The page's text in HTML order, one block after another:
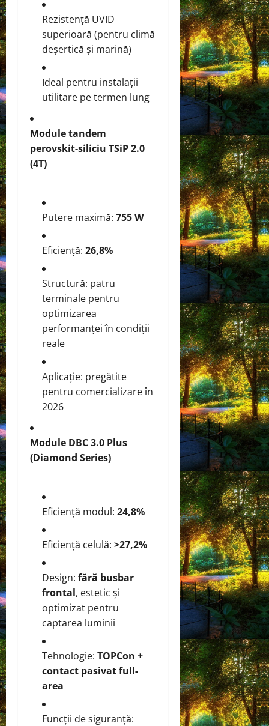
Rezistență UVID
superioară (pentru climă
deșertică și marină)
Ideal pentru instalații
utilitare pe termen lung
Module tandem
perovskit-siliciu TSiP 2.0
(4T)
Putere maximă: 755 W
Eficiență: 26,8%
Structură: patru
terminale pentru
optimizarea
performanței în condiții
reale
Aplicație: pregătite
pentru comercializare în
2026
Module DBC 3.0 Plus
(Diamond Series)
Eficiență modul: 24,8%
Eficiență celulă: >27,2%
Design: fără busbar
frontal, estetic și
optimizat pentru
captarea luminii
Tehnologie: TOPCon +
contact pasivat full-
area
Funcții de siguranță: